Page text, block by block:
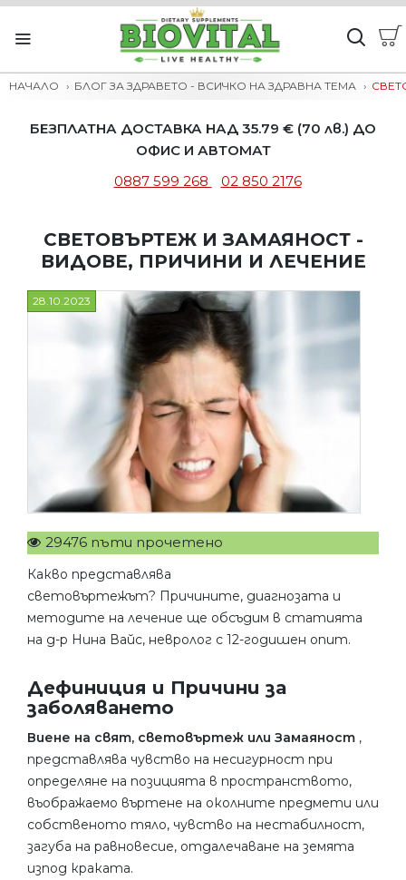
НАЧАЛО БЛОГ ЗА ЗДРАВЕТО - ВСИЧКО НА ЗДРАВНА ТЕМА
БЕЗПЛАТНА ДОСТАВКА НАД 35.79 € (70 лв.) ДО
ОФИС И АВТОМАТ
0887 599 268
02 850 2176
СВЕТОВЪРТЕЖ И ЗАМАЯНОСТ -
ВИДОВЕ, ПРИЧИНИ И ЛЕЧЕНИЕ
28.10.2023
29476 пъти прочетено
Какво представлява
световъртежът? Причините, диагнозата и
методите на лечение ще обсъдим в статията
на д-р Нина Вайс, невролог с 12-годишен опит.
Дефиниция и Причини за
заболяването
Виене на свят, световъртеж или Замаяност ,
представлява чувство на несигурност при
определяне на позицията в пространството,
въображаемо въртене на околните предмети или
собственото тяло, чувство на нестабилност,
загуба на равновесие, отдалечаване на земята
изпод краката.